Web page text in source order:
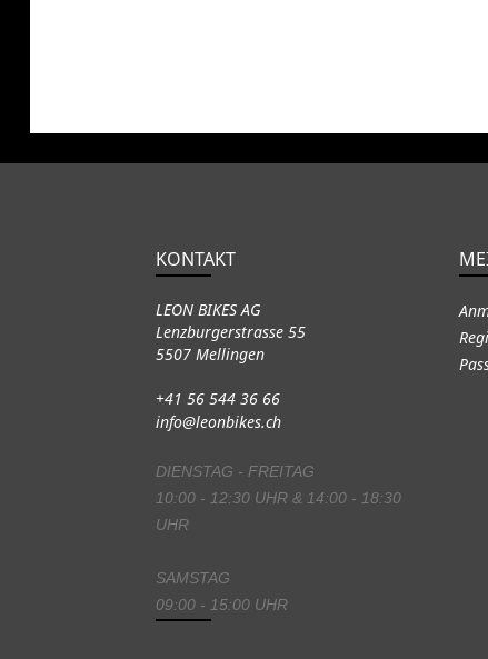
KONTAKT
LEON BIKES AG
Lenzburgerstrasse 55
5507 Mellingen
+41 56 544 36 66
info@leonbikes.ch
DIENSTAG - FREITAG
10:00 - 12:30 UHR & 14:00 - 18:30
UHR
SAMSTAG
09:00 - 15:00 UHR